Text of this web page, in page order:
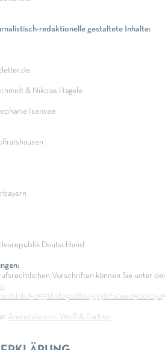
redaktionelle gestaltete Inhalte:
& Nikolas Hagele
Isensee
Deutschland
:
Vorschriften können Sie unter
blob/505518/
Anwaltskanzlei Weiß & Partner